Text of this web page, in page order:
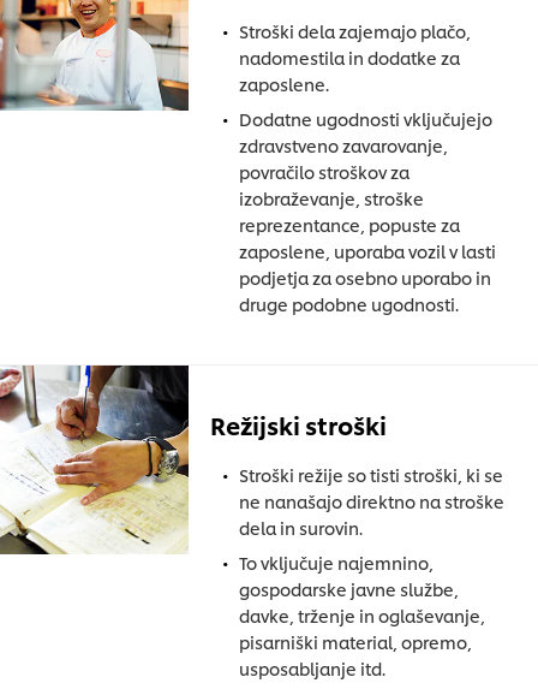
Stroški dela zajemajo plačo,
nadomestila in dodatke za
zaposlene.
Dodatne ugodnosti vključujejo
zdravstveno zavarovanje,
povračilo stroškov za
izobraževanje, stroške
reprezentance, popuste za
zaposlene, uporaba vozil v lasti
podjetja za osebno uporabo in
druge podobne ugodnosti.
Režijski stroški
Stroški režije so tisti stroški, ki se
ne nanašajo direktno na stroške
dela in surovin.
To vključuje najemnino,
gospodarske javne službe,
davke, trženje in oglaševanje,
pisarniški material, opremo,
usposabljanje itd.